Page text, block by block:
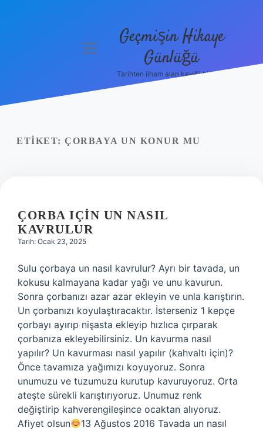
menüyü
Geçmişin Hikaye
Günlüğü
Tarihten ilham alan keyifli bilgiler!
ETIKET: ÇORBAYA UN KONUR MU
ÇORBA IÇIN UN NASIL
KAVRULUR
Tarih: Ocak 23, 2025
Sulu çorbaya un nasıl kavrulur? Ayrı bir tavada, un
kokusu kalmayana kadar yağı ve unu kavurun.
Sonra çorbanızı azar azar ekleyin ve unla karıştırın.
Un çorbanızı koyulaştıracaktır. İsterseniz 1 kepçe
çorbayı ayırıp nişasta ekleyip hızlıca çırparak
çorbanıza ekleyebilirsiniz. Un kavurma nasıl
yapılır? Un kavurması nasıl yapılır (kahvaltı için)?
Önce tavamıza yağımızı koyuyoruz. Sonra
unumuzu ve tuzumuzu kurutup kavuruyoruz. Orta
ateşte sürekli karıştırıyoruz. Unumuz renk
değiştirip kahverengileşince ocaktan alıyoruz.
Afiyet olsun
13 Ağustos 2016 Tavada un nasıl